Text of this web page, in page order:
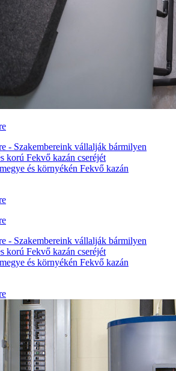
- Szakembereink vállalják bármilyen
korú Fekvő kazán cseréjét
és környékén Fekvő kazán
- Szakembereink vállalják bármilyen
korú Fekvő kazán cseréjét
és környékén Fekvő kazán